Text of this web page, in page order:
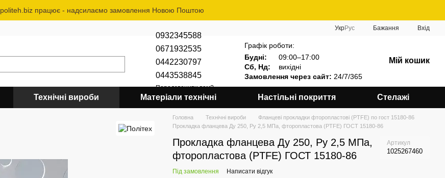
politeh.biz працює - надсилаємо замовлення Новою Поштою
УкрРус Бажання Вхід
0932345588
0671932535
0442230797
0443538845
Передзвонити вам?
Графік роботи:
Будні:
09:00–17:00
Сб, Нд:
вихідні
Замовлення через сайт: 24/7/365
Мій кошик
Технічні вироби Матеріали технічні Настільні покриття Стелажі
Головна Технічні вироби
Фланцеві прокладки фторопластові (PTFE) по гост 15180-86
Прокладка фланцева Ду 250, Ру 2,5 МПа, фторопластова (PTFE) ГОСТ 15180-86
Прокладка фланцева Ду 250, Ру 2,5 МПа,
фторопластова (PTFE) ГОСТ 15180-86
Артикул
1025267460
Під замовлення Написати відгук